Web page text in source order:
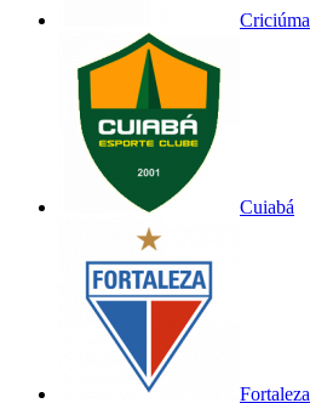
Criciúma
Cuiabá
Fortaleza